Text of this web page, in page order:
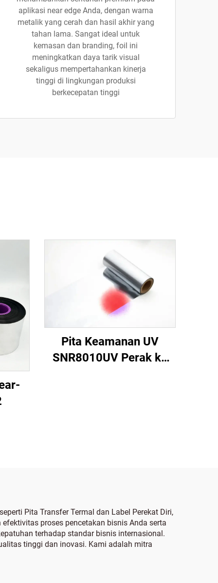
aplikasi near edge Anda, dengan warna
metalik yang cerah dan hasil akhir yang
tahan lama. Sangat ideal untuk
kemasan dan branding, foil ini
meningkatkan daya tarik visual
sekaligus mempertahankan kinerja
tinggi di lingkungan produksi
berkecepatan tinggi
Pita Keamanan UV
SNR8010UV Perak ke
Pita Transfer Termal dan Label Perekat Diri,
proses pencetakan bisnis Anda serta
terhadap standar bisnis internasional.
tinggi dan inovasi. Kami adalah mitra